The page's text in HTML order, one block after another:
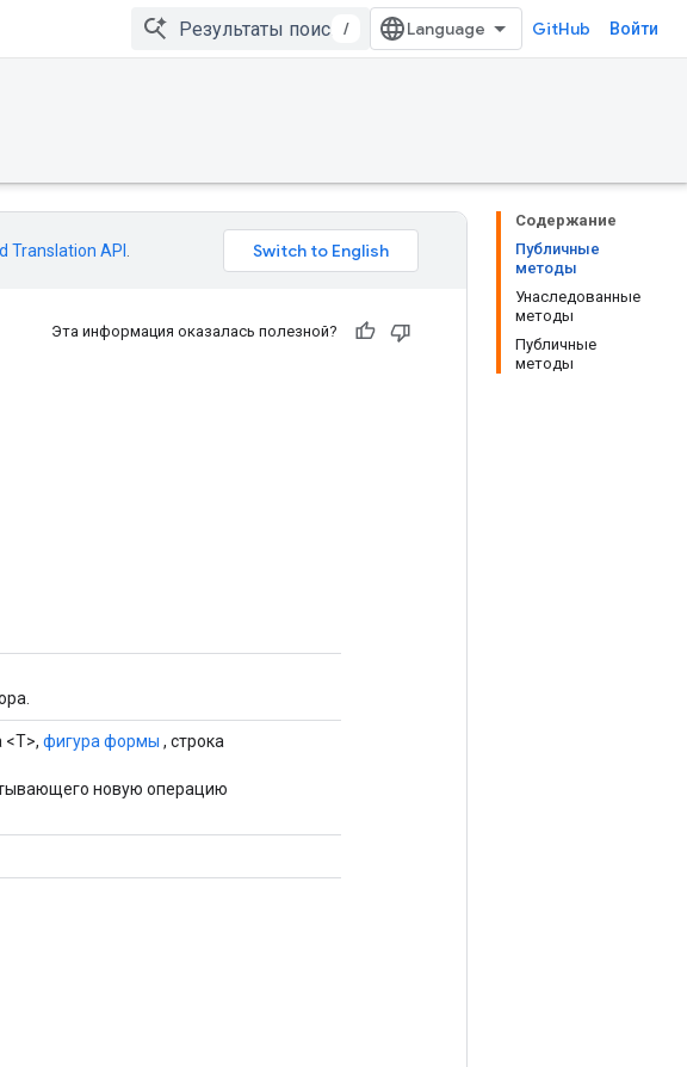
/ GitHub Войти
Содержание
Публичные
методы
Унаследованные
методы
Публичные
методы
Translation API
Эта информация оказалась полезной?
<T>, фигура формы , строка
новую операцию